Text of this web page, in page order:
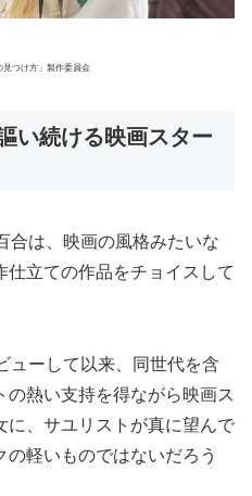
見つけ方」製作委員会
い続ける映画スター
合は、映画の風格みたいな
仕立ての作品をチョイスして
ューして以来、同世代を含
熱い支持を得ながら映画ス
に、サユリストが真に望んで
軽いものではないだろう